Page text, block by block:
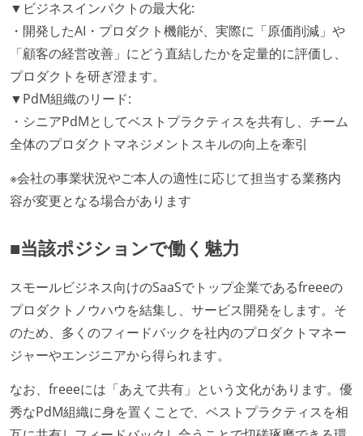
▼ビジネスインパクトの最大化:
・開発したAI・プロダクト機能が、実際に「原価削減」や
「顧客の経営改善」にどう直結したかを定量的に評価し、
プロダクトを研ぎ澄ます。
▼PdM組織のリード:
・シニアPdMとしてベストプラクティスを共有し、チーム
全体のプロダクトマネジメントスキルの向上を牽引
※会社の事業状況やご本人の適性に応じて担当する業務内
容が変更となる場合があります
■当該ポジションで働く魅力
スモールビジネス向けのSaaSでトップ企業であるfreeeの
プロダクトノウハウを結集し、サービス開発をします。そ
のため、多くのフィードバックを社内のプロダクトマネー
ジャーやエンジニアから得られます。
なお、freeeには「あえて共有」という文化があります。優
秀なPdM組織に身を置くことで、ベストプラクティスを相